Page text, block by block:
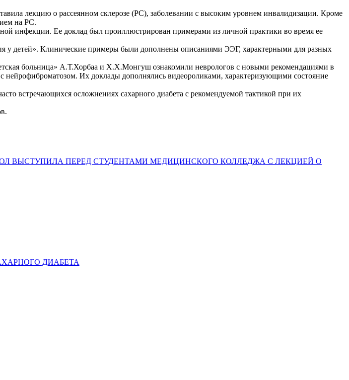
лекцию о рассеянном склерозе (РС), заболевании с высоким уровнем инвалидизации. Кроме
на РС.
инфекции. Ее доклад был проиллюстрирован примерами из личной практики во время ее
у детей». Клинические примеры были дополнены описаниями ЭЭГ, характерными для разных
больница» А.Т.Хорбаа и Х.Х.Монгуш ознакомили неврологов с новыми рекомендациями в
Их доклады дополнялись видеороликами, характеризующими состояние
встречающихся осложнениях сахарного диабета с рекомендуемой тактикой при их
ВЫСТУПИЛА ПЕРЕД СТУДЕНТАМИ МЕДИЦИНСКОГО КОЛЛЕДЖА С ЛЕКЦИЕЙ О
ДИАБЕТА